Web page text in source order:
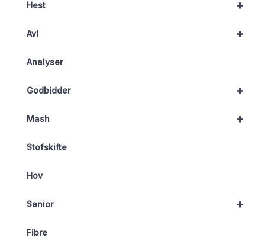
+
Hest
+
Avl
Analyser
+
Godbidder
+
Mash
Stofskifte
Hov
+
Senior
Fibre